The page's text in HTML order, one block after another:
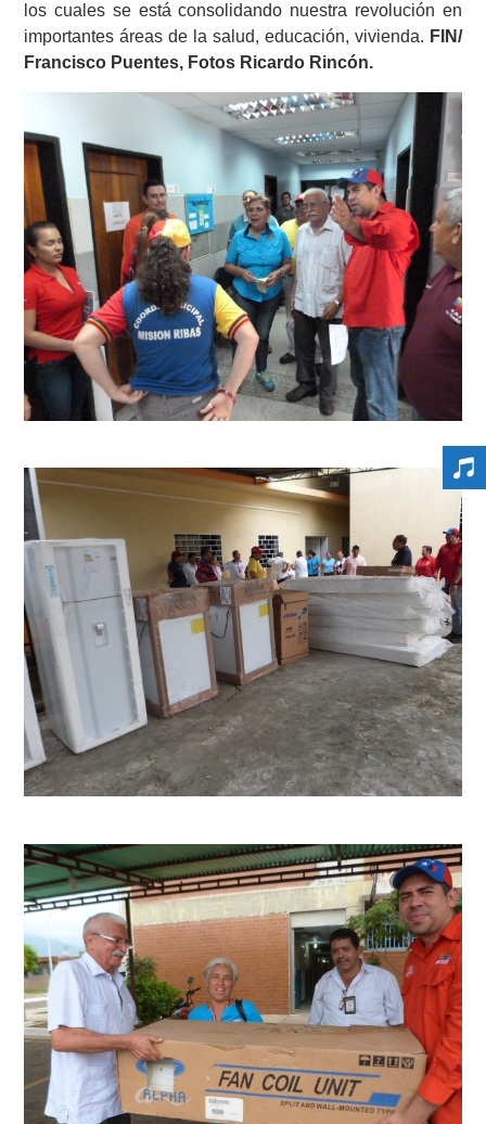
los cuales se está consolidando nuestra revolución en
importantes áreas de la salud, educación, vivienda. FIN/
Francisco Puentes, Fotos Ricardo Rincón.